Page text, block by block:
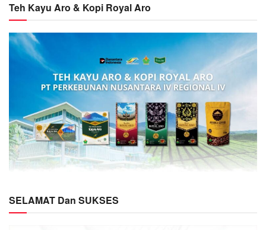
Teh Kayu Aro & Kopi Royal Aro
SELAMAT Dan SUKSES